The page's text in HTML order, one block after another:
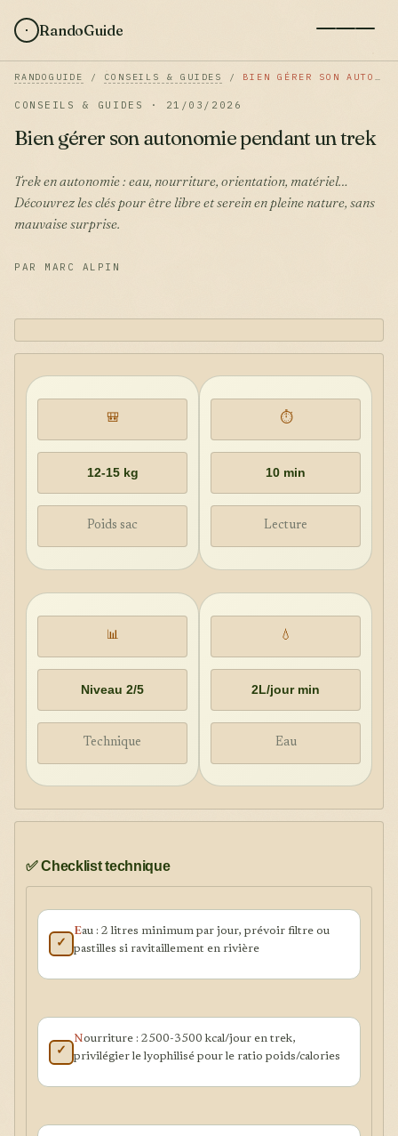
RandoGuide
RANDOGUIDE / CONSEILS & GUIDES / BIEN GÉRER SON AUTONOMIE PENDANT UN TREK
CONSEILS & GUIDES · 21/03/2026
Bien gérer son autonomie pendant un trek
Trek en autonomie : eau, nourriture, orientation, matériel…
Découvrez les clés pour être libre et serein en pleine nature, sans
mauvaise surprise.
PAR MARC ALPIN
🎒
12-15 kg
Poids sac
⏱️
10 min
Lecture
📊
Niveau 2/5
Technique
💧
2L/jour min
Eau
✅ Checklist technique
✓
Eau : 2 litres minimum par jour, prévoir filtre ou
pastilles si ravitaillement en rivière
✓
Nourriture : 2500-3500 kcal/jour en trek,
privilégier le lyophilisé pour le ratio poids/calories